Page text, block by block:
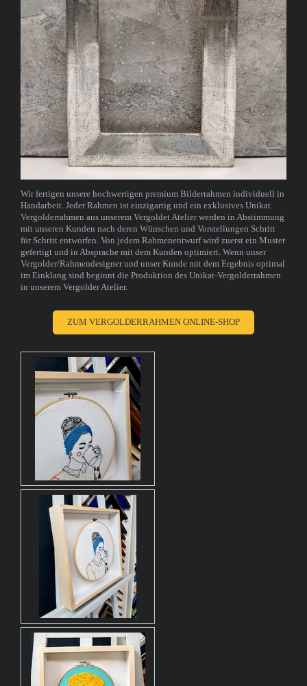
Wir fertigen unsere hochwertigen premium Bilderrahmen individuell in
Handarbeit. Jeder Rahmen ist einzigartig und ein exklusives Unikat.
Vergolderrahmen aus unserem Vergoldet Atelier werden in Abstimmung
mit unseren Kunden nach deren Wünschen und Vorstellungen Schritt
für Schritt entworfen. Von jedem Rahmenentwurf wird zuerst ein Muster
gefertigt und in Absprache mit dem Kunden optimiert. Wenn unser
Vergolder/Rahmendesigner und unser Kunde mit dem Ergebnis optimal
im Einklang sind beginnt die Produktion des Unikat-Vergolderrahmen
in unserem Vergolder Atelier.
ZUM VERGOLDERRAHMEN ONLINE-SHOP